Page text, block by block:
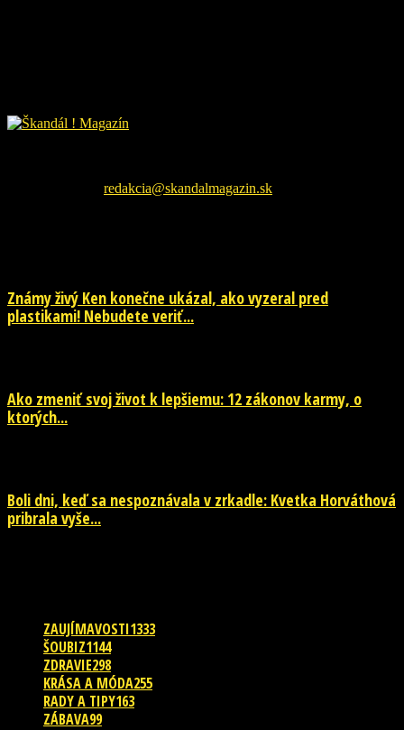
redakcia@skandalmagazin.sk
Známy živý Ken konečne ukázal, ako vyzeral pred
plastikami! Nebudete veriť...
Ako zmeniť svoj život k lepšiemu: 12 zákonov karmy, o
ktorých...
Boli dni, keď sa nespoznávala v zrkadle: Kvetka Horváthová
pribrala vyše...
ZAUJÍMAVOSTI1333
ŠOUBIZ1144
ZDRAVIE298
KRÁSA A MÓDA255
RADY A TIPY163
ZÁBAVA99